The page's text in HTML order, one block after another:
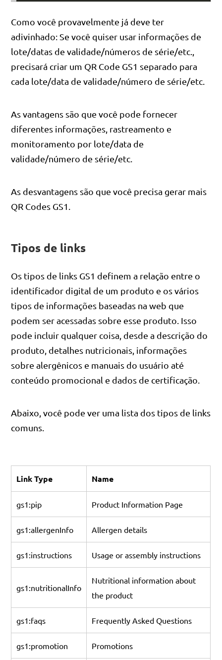
Como você provavelmente já deve ter
adivinhado: Se você quiser usar informações de
lote/datas de validade/números de série/etc.,
precisará criar um QR Code GS1 separado para
cada lote/data de validade/número de série/etc.
As vantagens são que você pode fornecer
diferentes informações, rastreamento e
monitoramento por lote/data de
validade/número de série/etc.
As desvantagens são que você precisa gerar mais
QR Codes GS1.
Tipos de links
Os tipos de links GS1 definem a relação entre o
identificador digital de um produto e os vários
tipos de informações baseadas na web que
podem ser acessadas sobre esse produto. Isso
pode incluir qualquer coisa, desde a descrição do
produto, detalhes nutricionais, informações
sobre alergênicos e manuais do usuário até
conteúdo promocional e dados de certificação.
Abaixo, você pode ver uma lista dos tipos de links
comuns.
Link Type Name
gs1:pip Product Information Page
gs1:allergenInfo Allergen details
gs1:instructions Usage or assembly instructions
gs1:nutritionalInfo
Nutritional information about
the product
gs1:faqs Frequently Asked Questions
gs1:promotion Promotions